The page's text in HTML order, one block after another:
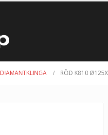
DIAMANTKLINGA RÖD K810